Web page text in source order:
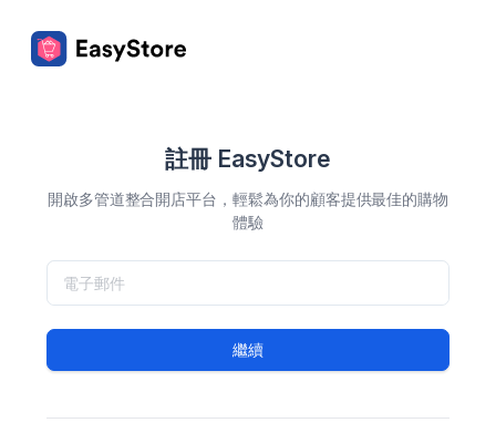
註冊 EasyStore
開啟多管道整合開店平台，輕鬆為你的顧客提供最佳的購物
體驗
繼續